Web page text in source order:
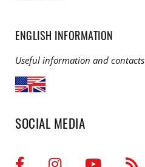
ENGLISH INFORMATION
Useful information and contacts
SOCIAL MEDIA